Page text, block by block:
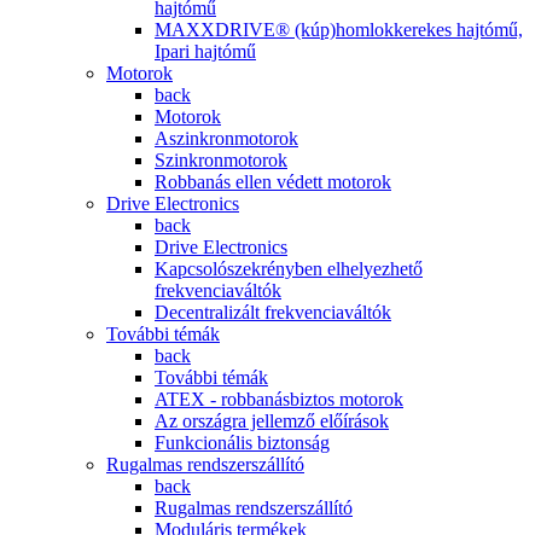
hajtómű
MAXXDRIVE® (kúp)homlokkerekes hajtómű,
Ipari hajtómű
Motorok
back
Motorok
Aszinkronmotorok
Szinkronmotorok
Robbanás ellen védett motorok
Drive Electronics
back
Drive Electronics
Kapcsolószekrényben elhelyezhető
frekvenciaváltók
Decentralizált frekvenciaváltók
További témák
back
További témák
ATEX - robbanásbiztos motorok
Az országra jellemző előírások
Funkcionális biztonság
Rugalmas rendszerszállító
back
Rugalmas rendszerszállító
Moduláris termékek